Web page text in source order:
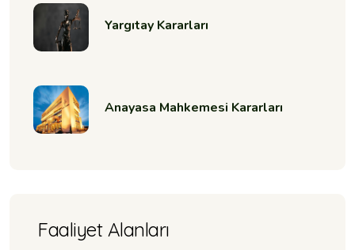
Yargıtay Kararları
Anayasa Mahkemesi Kararları
Faaliyet Alanları